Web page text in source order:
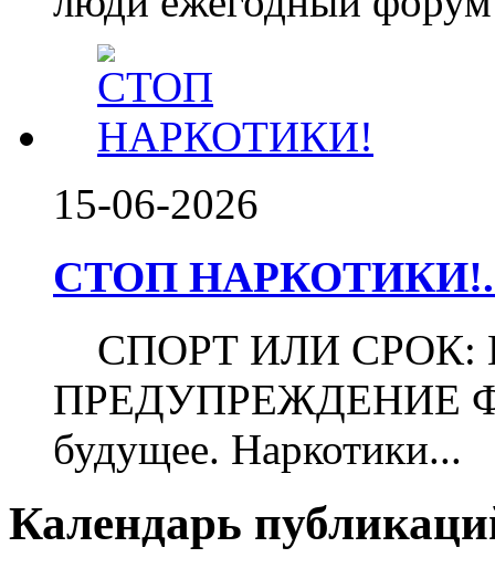
15-06-2026
СТОП
СПОРТ ИЛИ СРОК:
ПРЕДУПРЕЖДЕНИЕ
будущее. Наркотики...
Календарь